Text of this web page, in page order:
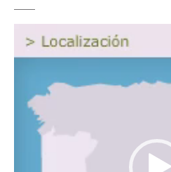
Reproductor
de